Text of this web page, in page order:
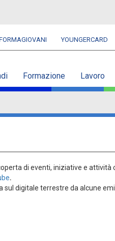
YOUNGERCARD
Formazione Lavoro
di eventi, iniziative e attività
.
sul digitale terrestre da alcune